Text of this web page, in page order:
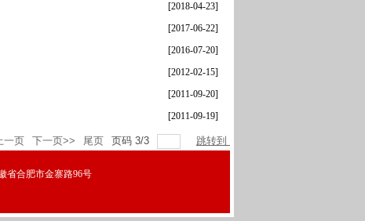
[2018-04-23]
[2017-06-22]
[2016-07-20]
[2012-02-15]
[2011-09-20]
[2011-09-19]
一页 下一页>> 尾页 页码 3/3 跳转到
省合肥市金寨路96号